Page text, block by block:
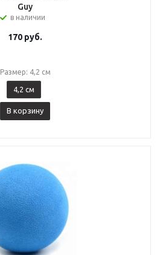
Guy
в наличии
170 руб.
Размер: 4,2 см
4,2 см
В корзину